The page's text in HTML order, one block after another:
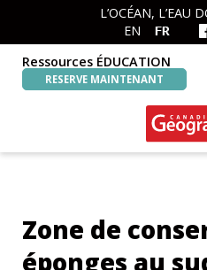
primary
navigation
main
content
L’OCÉAN, L’EAU
EN
FR
Ressources ÉDUCATION
RESERVE MAINTENANT
Canadian
Interactive
Map
Zone de
éponges au